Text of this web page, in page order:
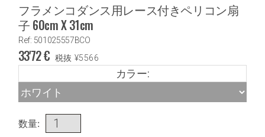
フラメンコダンス用レース付きペリコン扇
子 60cm X 31cm
Ref: 501025557BCO
33'72€ 税抜 ¥5566
カラー:
数量: